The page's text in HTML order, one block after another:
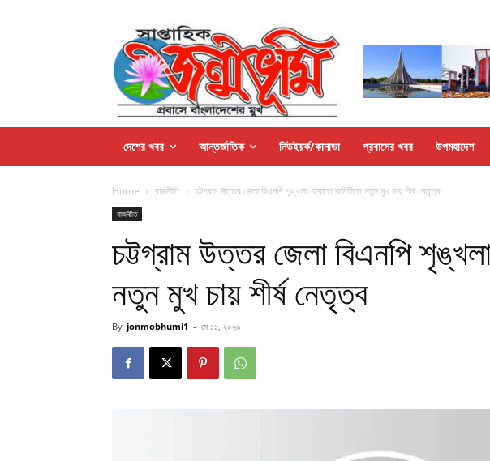
দেশের খবর আন্তর্জাতিক নিউইয়র্ক/কানাডা প্রবাসের খবর উপমহাদেশ
Home রাজনীতি চট্টগ্রাম উত্তর জেলা বিএনপি শৃঙ্খলা ফেরাতে কমিটিতে নতুন মুখ চায় শীর্ষ নেতৃত্ব
রাজনীতি
চট্টগ্রাম উত্তর জেলা বিএনপি
নতুন মুখ চায় শীর্ষ নেতৃত্ব
By jonmobhumi1 - মে ১১, ২০২৬